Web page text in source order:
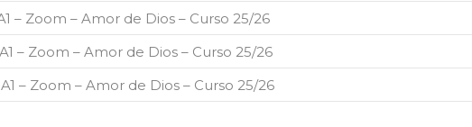
– Zoom – Amor de Dios – Curso 25/26
– Zoom – Amor de Dios – Curso 25/26
– Zoom – Amor de Dios – Curso 25/26